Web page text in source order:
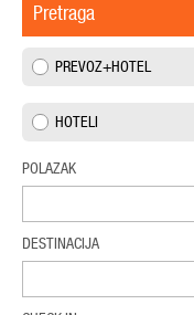
Pretraga
PREVOZ+HOTEL
HOTELI
POLAZAK
DESTINACIJA